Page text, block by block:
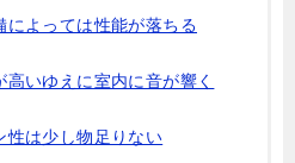
によっては性能が落ちる
高いゆえに室内に音が響く
性は少し物足りない